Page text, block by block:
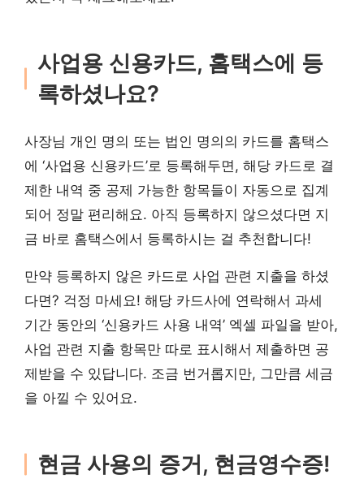
사업용 신용카드, 홈택스에 등
록하셨나요?
사장님 개인 명의 또는 법인 명의의 카드를 홈택스
에 ‘사업용 신용카드’로 등록해두면, 해당 카드로 결
제한 내역 중 공제 가능한 항목들이 자동으로 집계
되어 정말 편리해요. 아직 등록하지 않으셨다면 지
금 바로 홈택스에서 등록하시는 걸 추천합니다!
만약 등록하지 않은 카드로 사업 관련 지출을 하셨
다면? 걱정 마세요! 해당 카드사에 연락해서 과세
기간 동안의 ‘신용카드 사용 내역’ 엑셀 파일을 받아,
사업 관련 지출 항목만 따로 표시해서 제출하면 공
제받을 수 있답니다. 조금 번거롭지만, 그만큼 세금
을 아낄 수 있어요.
현금 사용의 증거, 현금영수증!